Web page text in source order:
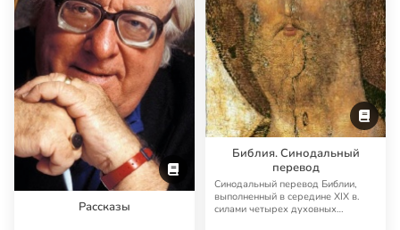
Рассказы
Библия. Синодальный
перевод
Синодальный перевод Библии,
выполненный в середине XIX в.
силами четырех духовных